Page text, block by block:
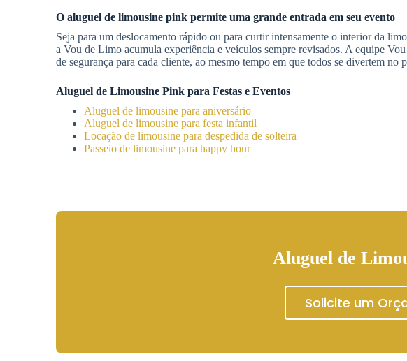
O aluguel de limousine pink permite uma grande entrada em seu evento
Seja para um deslocamento rápido ou para curtir intensamente o interior da
a Vou de Limo acumula experiência e veículos sempre revisados. A equipe
de segurança para cada cliente, ao mesmo tempo em que todos se divertem no
Aluguel de Limousine Pink para Festas e Eventos
Aluguel de limousine para aniversário
Aluguel de limousine para festa infantil
Locação de limousine para despedida de solteira
Passeio de limousine para happy hour
Aluguel de
Solicite um